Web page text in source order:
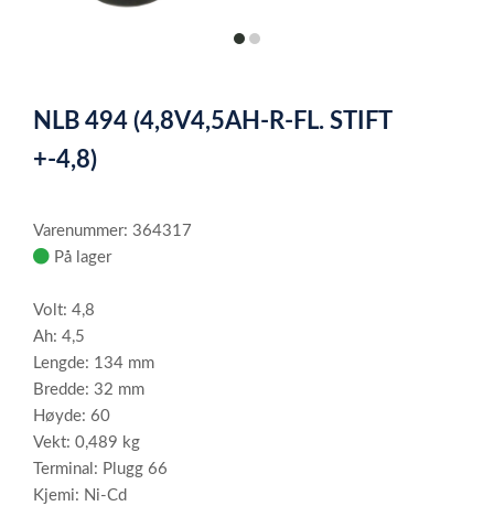
itemitem
of
2
NLB 494 (4,8V4,5AH-R-FL. STIFT
+-4,8)
Varenummer: 364317
På lager
Volt: 4,8
Ah: 4,5
Lengde: 134 mm
Bredde: 32 mm
Høyde: 60
Vekt: 0,489 kg
Terminal: Plugg 66
Kjemi: Ni-Cd